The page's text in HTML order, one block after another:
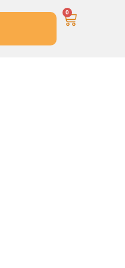
0